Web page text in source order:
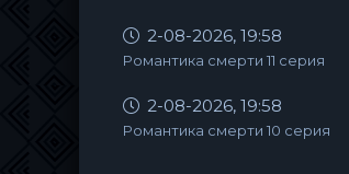
2-08-2026, 19:58
Романтика смерти 11 серия
2-08-2026, 19:58
Романтика смерти 10 серия